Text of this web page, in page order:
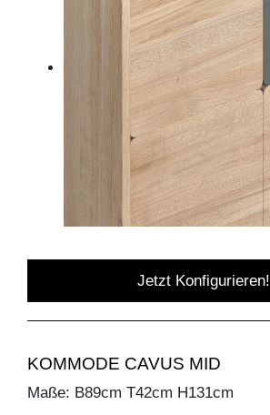
Jetzt Konfigurieren!
KOMMODE CAVUS MID
Maße: B89cm T42cm H131cm